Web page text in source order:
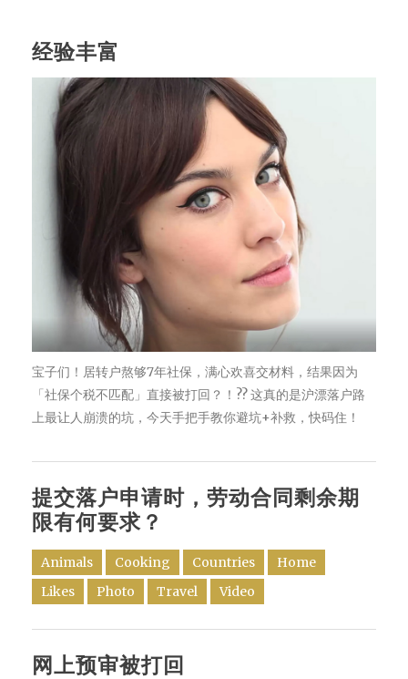
经验丰富
宝子们！居转户熬够7年社保，满心欢喜交材料，结果因为
「社保个税不匹配」直接被打回？！?? 这真的是沪漂落户路
上最让人崩溃的坑，今天手把手教你避坑+补救，快码住！
提交落户申请时，劳动合同剩余期
限有何要求？
Animals Cooking Countries
Home
Likes
Photo Travel Video
网上预审被打回